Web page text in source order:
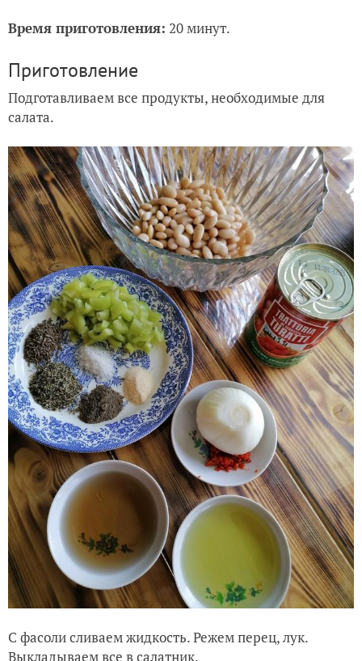
Время приготовления: 20 минут.
Приготовление
Подготавливаем все продукты, необходимые для
салата.
С фасоли сливаем жидкость. Режем перец, лук.
Выкладываем все в салатник.